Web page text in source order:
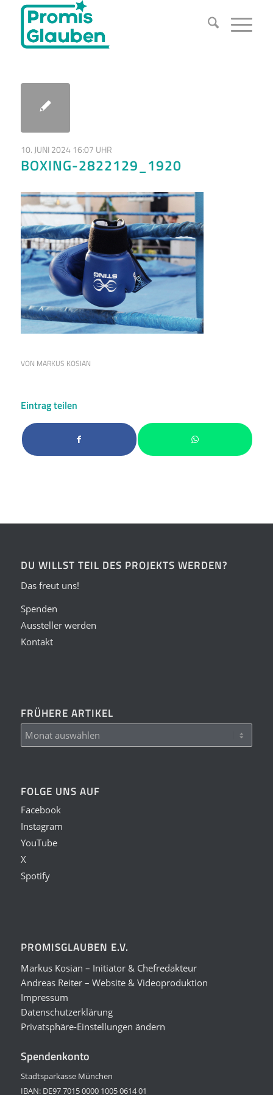
10. JUNI 2024 16:07 UHR
BOXING-2822129_1920
VON MARKUS KOSIAN
Eintrag teilen
DU WILLST TEIL DES PROJEKTS WERDEN?
Das freut uns!
Spenden
Aussteller werden
Kontakt
FRÜHERE ARTIKEL
FOLGE UNS AUF
Facebook
Instagram
YouTube
X
Spotify
PROMISGLAUBEN E.V.
Markus Kosian – Initiator & Chefredakteur
Andreas Reiter – Website & Videoproduktion
Impressum
Datenschutzerklärung
Privatsphäre-Einstellungen ändern
Spendenkonto
Stadtsparkasse München
IBAN: DE97 7015 0000 1005 0614 01